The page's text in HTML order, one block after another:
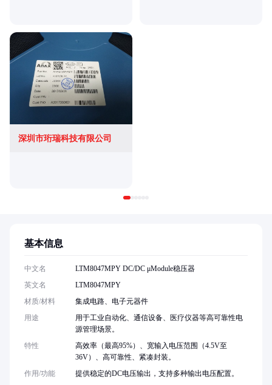
深圳市珩瑞科技有限公司
基本信息
中文名
LTM8047MPY DC/DC μModule稳压器
英文名
LTM8047MPY
材质/材料
集成电路、电子元器件
用途
用于工业自动化、通信设备、医疗仪器等高可靠性电
源管理场景。
特性
高效率（最高95%）、宽输入电压范围（4.5V至
36V）、高可靠性、紧凑封装。
作用/功能
提供稳定的DC电压输出，支持多种输出电压配置。